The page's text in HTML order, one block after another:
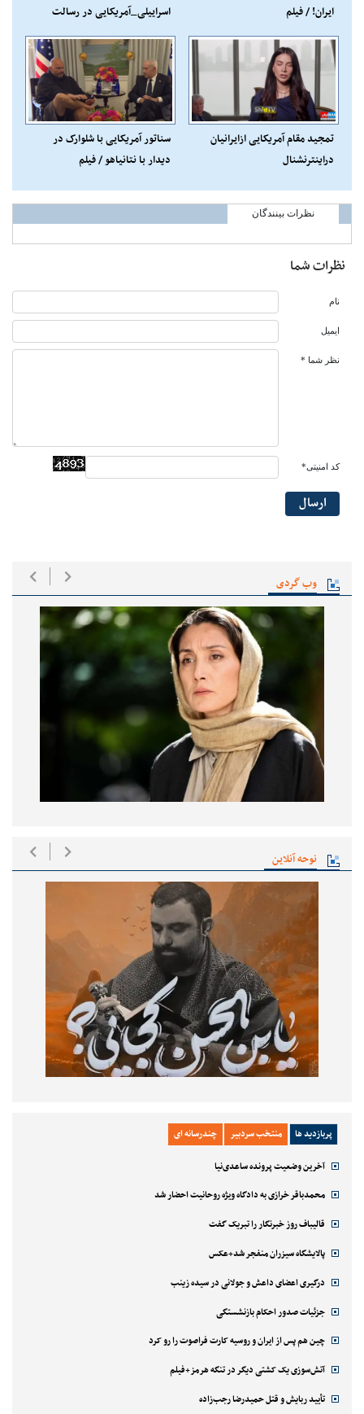
وب گردی
نوحه آنلاین
پربازدید ها منتخب سردبیر چندرسانه ای
آخرین وضعیت پرونده ساعدی‌نیا
محمدباقر خرازی به دادگاه ویژه روحانیت احضار شد
قالیباف روز خبرنگار را تبریک گفت
پالایشگاه سیزران منفجر شد+عکس
درگیری اعضای داعش و جولانی در سیده زینب
جزئیات صدور احکام بازنشستگی
چین هم پس از ایران و روسیه کارت فراصوت را رو کرد
آتش‌سوزی یک کشتی دیگر در تنگه هرمز+فیلم
تأیید ربایش و قتل حمیدرضا رجب‌زاده
ایران! / فیلم
اسراییلی_آمریکایی در رسالت
تهران
تمجید مقام آمریکایی ازایرانیان
دراینترنشنال
سناتور آمریکایی با شلوارک در
دیدار با نتانیاهو / فیلم
نظرات بینندگان
نظرات شما
نام
ایمیل
نظر شما *
کد امنیتی*
ارسال